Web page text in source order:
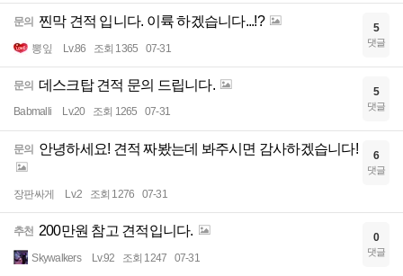
문의 찐막 견적 입니다. 이륙 하겠습니다...!?
뽕잎 Lv.86 조회 1365 07-31
5
댓글
문의 데스크탑 견적 문의 드립니다.
Babmalli Lv.20 조회 1265 07-31
5
댓글
문의 안녕하세요! 견적 짜봤는데 봐주시면 감사하겠습니다!
장판싸게 Lv.2 조회 1276 07-31
6
댓글
추천 200만원 참고 견적입니다.
Skywalkers Lv.92 조회 1247 07-31
0
댓글